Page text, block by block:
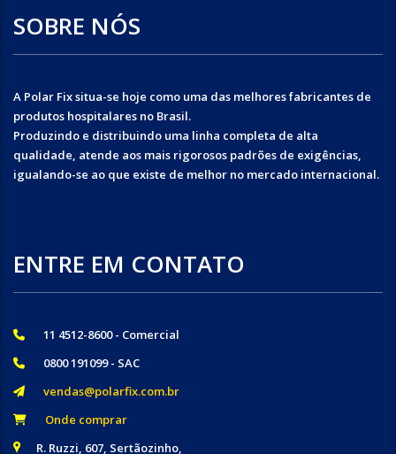
SOBRE NÓS
A Polar Fix situa-se hoje como uma das melhores fabricantes de
produtos hospitalares no Brasil.
Produzindo e distribuindo uma linha completa de alta
qualidade, atende aos mais rigorosos padrões de exigências,
igualando-se ao que existe de melhor no mercado internacional.
ENTRE EM CONTATO
11 4512-8600 - Comercial
0800 191099 - SAC
vendas@polarfix.com.br
Onde comprar
R. Ruzzi, 607, Sertãozinho,